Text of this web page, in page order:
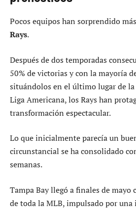
Pocos equipos han sorprendido
Rays.
Después de dos temporadas
50% de victorias y con la mayoría
situándolos en el último lugar de
Liga Americana, los Rays han
transformación espectacular.
Lo que inicialmente parecía un
circunstancial se ha consolidado
semanas.
Tampa Bay llegó a finales de mayo
de toda la MLB, impulsado por